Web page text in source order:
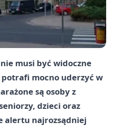
musi być widoczne
mocno uderzyć w
są osoby z
dzieci oraz
alertu najrozsądniej